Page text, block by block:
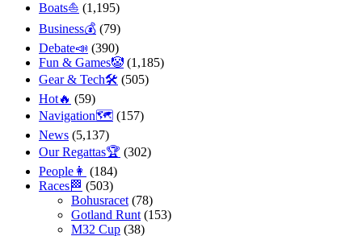
Boats⛵️ (1,195)
Business💰 (79)
Debate📣 (390)
Fun & Games🤡 (1,185)
Gear & Tech🛠 (505)
Hot🔥 (59)
Navigation🗺 (157)
News (5,137)
Our Regattas🏆 (302)
People👩 (184)
Races🏁 (503)
Bohusracet (78)
Gotland Runt (153)
M32 Cup (38)